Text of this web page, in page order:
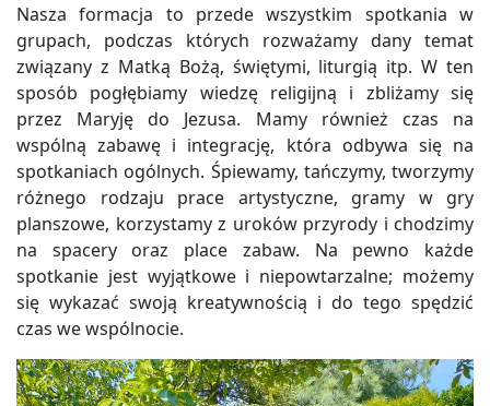
Nasza formacja to przede wszystkim spotkania w
grupach, podczas których rozważamy dany temat
związany z Matką Bożą, świętymi, liturgią itp. W ten
sposób pogłębiamy wiedzę religijną i zbliżamy się
przez Maryję do Jezusa. Mamy również czas na
wspólną zabawę i integrację, która odbywa się na
spotkaniach ogólnych. Śpiewamy, tańczymy, tworzymy
różnego rodzaju prace artystyczne, gramy w gry
planszowe, korzystamy z uroków przyrody i chodzimy
na spacery oraz place zabaw. Na pewno każde
spotkanie jest wyjątkowe i niepowtarzalne; możemy
się wykazać swoją kreatywnością i do tego spędzić
czas we wspólnocie.